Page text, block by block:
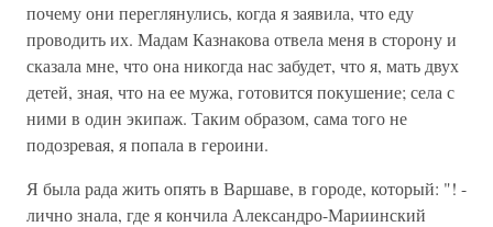
почему они переглянулись, когда я заявила, что еду
проводить их. Мадам Казнакова отвела меня в сторону и
сказала мне, что она никогда нас забудет, что я, мать двух
детей, зная, что на ее мужа, готовится покушение; села с
ними в один экипаж. Таким образом, сама того не
подозревая, я попала в героини.
Я была рада жить опять в Варшаве, в городе, который: "! -
лично знала, где я кончила Александро-Мариинский